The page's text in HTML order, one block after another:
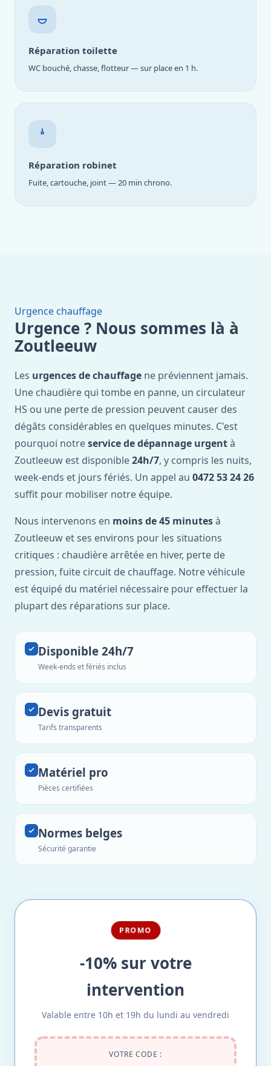
Réparation toilette
WC bouché, chasse, flotteur — sur place en 1 h.
Réparation robinet
Fuite, cartouche, joint — 20 min chrono.
Urgence chauffage
Urgence ? Nous sommes là à
Zoutleeuw
Les urgences de chauffage ne préviennent jamais.
Une chaudière qui tombe en panne, un circulateur
HS ou une perte de pression peuvent causer des
dégâts considérables en quelques minutes. C'est
pourquoi notreservice de dépannage urgentà
Zoutleeuw est disponible24h/7, y compris les nuits,
week-ends et jours fériés. Un appel au 0472 53 24 26
suffit pour mobiliser notre équipe.
Nous intervenons en moins de 45 minutesà
Zoutleeuw et ses environs pour les situations
critiques : chaudière arrêtée en hiver, perte de
pression, fuite circuit de chauffage. Notre véhicule
est équipé du matériel nécessaire pour effectuer la
plupart des réparations sur place.
Disponible 24h/7
Week-ends et fériés inclus
Devis gratuit
Tarifs transparents
Matériel pro
Pièces certifiées
Normes belges
Sécurité garantie
PROMO
-10% sur votre
intervention
Valable entre 10h et 19h du lundi au vendredi
VOTRE CODE :